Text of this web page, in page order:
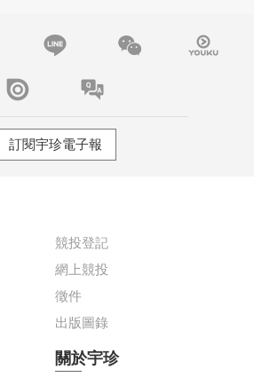
訂閱宇珍電子報
競投登記
網上競投
徵件
出版圖錄
關於宇珍